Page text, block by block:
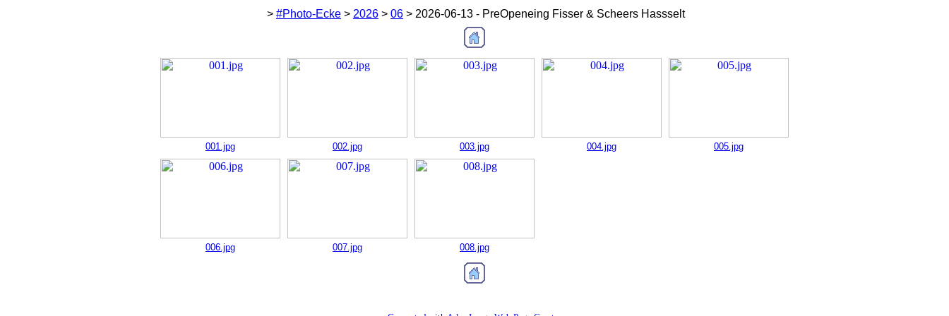
> #Photo-Ecke > 2026 > 06 > 2026-06-13 - PreOpeneing Fisser & Scheers Hassselt
001.jpg 002.jpg 003.jpg 004.jpg 005.jpg
006.jpg 007.jpg 008.jpg